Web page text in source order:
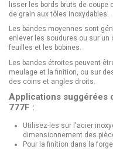
lisser les bords bruts de
de grain aux tôles inoxydables.
Les bandes moyennes sont
enlever les soudures ou sur un
feuilles et les bobines.
Les bandes étroites peuvent
meulage et la finition, ou sur
des coins et angles droits.
Applications suggérées
777F :
Utilisez-les sur l'acier
dimensionnement des
Pour la finition dans la